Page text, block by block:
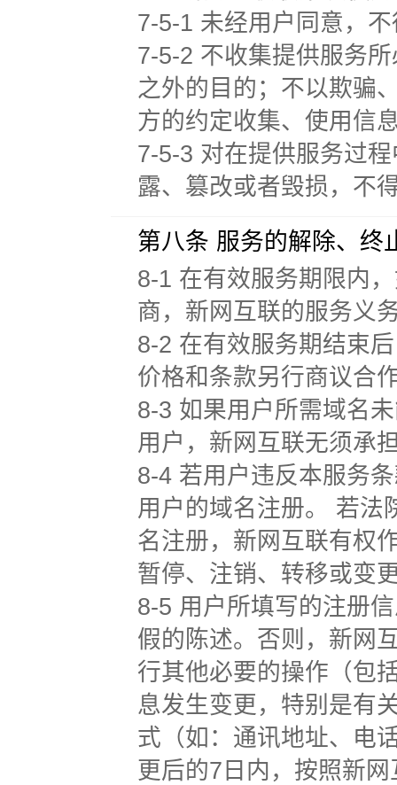
7-5-1 未经用户同意，
7-5-2 不收集提供服务
之外的目的；不以欺骗
方的约定收集、使用信
7-5-3 对在提供服务过
露、篡改或者毁损，不
第八条 服务的解除、终
8-1 在有效服务期限内
商，新网互联的服务义
8-2 在有效服务期结束
价格和条款另行商议合
8-3 如果用户所需域名
用户，新网互联无须承
8-4 若用户违反本服务
用户的域名注册。 若法
名注册，新网互联有权
暂停、注销、转移或变
8-5 用户所填写的注册
假的陈述。否则，新网
行其他必要的操作（包
息发生变更，特别是有
式（如：通讯地址、电
更后的7日内，按照新